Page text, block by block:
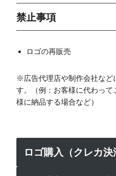
禁止事項
ロゴの再販売
※広告代理店や制作会社など
す。（例：お客様に代わっ
様に納品する場合など）
ロゴ購入（クレカ決